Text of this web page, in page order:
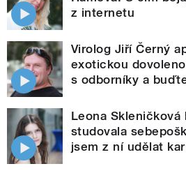
z internetu
Virolog Jiří Černý
exotickou
s odborníky a
Leona Skleničková
studovala
jsem z ní udělat